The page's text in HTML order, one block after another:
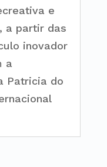
e
a partir das
inovador
a
Patricia do